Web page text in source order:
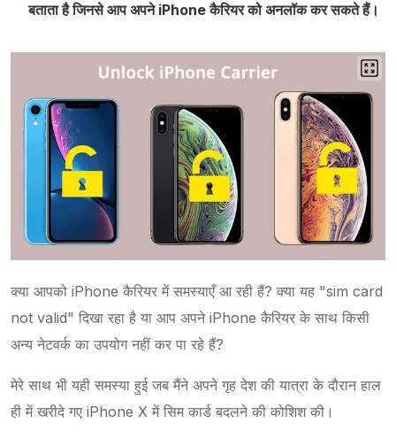
बताता है जिनसे आप अपने iPhone कैरियर को अनलॉक कर सकते हैं।
क्या आपको iPhone कैरियर में समस्याएँ आ रही हैं? क्या यह "sim card
not valid" दिखा रहा है या आप अपने iPhone कैरियर के साथ किसी
अन्य नेटवर्क का उपयोग नहीं कर पा रहे हैं?
मेरे साथ भी यही समस्या हुई जब मैंने अपने गृह देश की यात्रा के दौरान हाल
ही में खरीदे गए iPhone X में सिम कार्ड बदलने की कोशिश की।